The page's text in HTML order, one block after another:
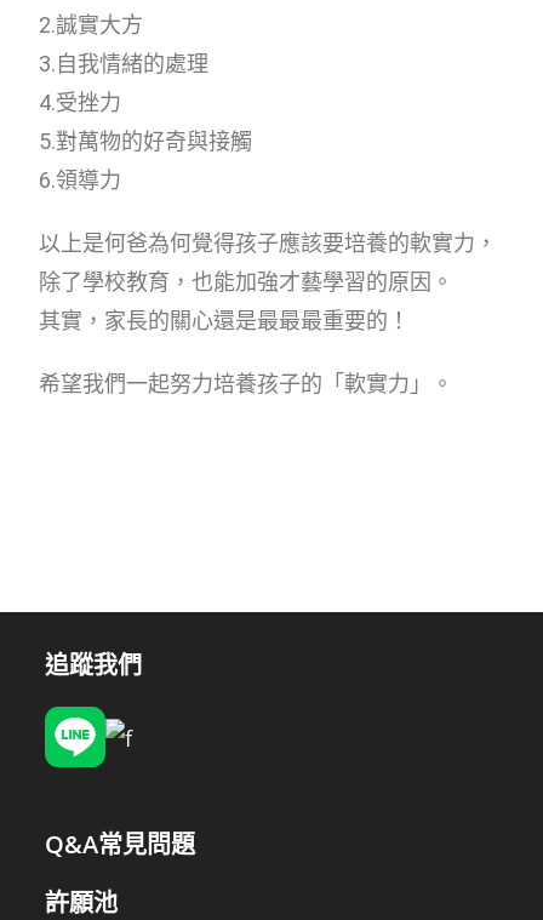
2.誠實大方
3.自我情緒的處理
4.受挫力
5.對萬物的好奇與接觸
6.領導力
以上是何爸為何覺得孩子應該要培養的軟實力，
除了學校教育，也能加強才藝學習的原因。
其實，家長的關心還是最最最重要的！
希望我們一起努力培養孩子的「軟實力」。
追蹤我們
Q&A常見問題
許願池